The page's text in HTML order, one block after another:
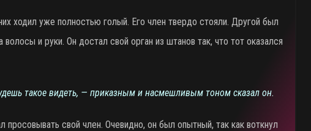
ходил уже полностью голый. Его член твердо стояли. Другой был
и руки. Он достал свой орган из штанов так, что тот оказался
такое видеть, — приказным и насмешливым тоном сказал он.
просовывать свой член. Очевидно, он был опытный, так как воткнул